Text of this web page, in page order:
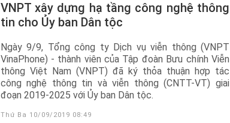
VNPT xây dựng hạ tầng công nghệ thông
tin cho Ủy ban Dân tộc
Ngày 9/9, Tổng công ty Dịch vụ viễn thông (VNPT
VinaPhone) - thành viên của Tập đoàn Bưu chính Viễn
thông Việt Nam (VNPT) đã ký thỏa thuận hợp tác
công nghệ thông tin và viễn thông (CNTT-VT) giai
đoạn 2019-2025 với Ủy ban Dân tộc.
Thứ Ba 10/09/2019 08:49